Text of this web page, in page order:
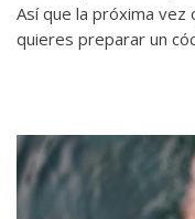
Así que la próxima vez
quieres preparar un